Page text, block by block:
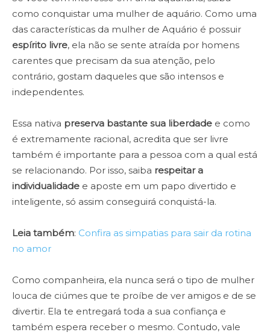
como conquistar uma mulher de aquário. Como uma
das características da mulher de Aquário é possuir
espírito livre, ela não se sente atraída por homens
carentes que precisam da sua atenção, pelo
contrário, gostam daqueles que são intensos e
independentes.
Essa nativa preserva bastante sua liberdade e como
é extremamente racional, acredita que ser livre
também é importante para a pessoa com a qual está
se relacionando. Por isso, saiba respeitar a
individualidade e aposte em um papo divertido e
inteligente, só assim conseguirá conquistá-la.
Leia também: Confira as simpatias para sair da rotina
no amor
Como companheira, ela nunca será o tipo de mulher
louca de ciúmes que te proíbe de ver amigos e de se
divertir. Ela te entregará toda a sua confiança e
também espera receber o mesmo. Contudo, vale